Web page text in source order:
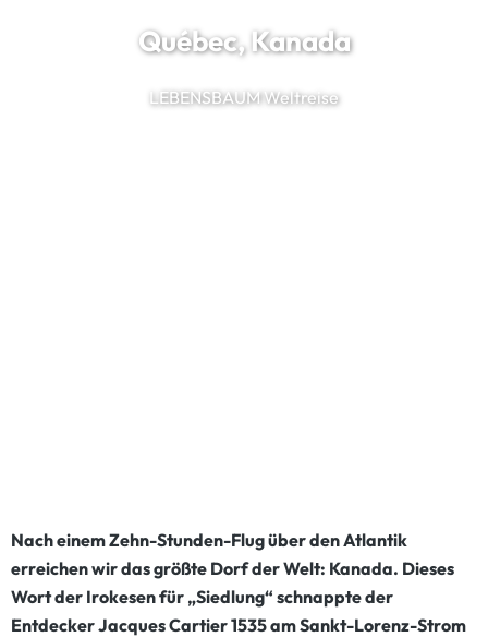
Québec, Kanada
LEBENSBAUM Weltreise
Nach einem Zehn-Stunden-Flug über den Atlantik
erreichen wir das größte Dorf der Welt: Kanada. Dieses
Wort der Irokesen für „Siedlung“ schnappte der
Entdecker Jacques Cartier 1535 am Sankt-Lorenz-Strom